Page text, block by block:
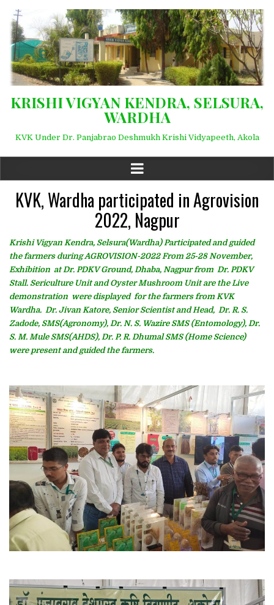
KRISHI VIGYAN KENDRA, SELSURA,
WARDHA
KVK Under Dr. Panjabrao Deshmukh Krishi Vidyapeeth, Akola
KVK, Wardha participated in Agrovision
2022, Nagpur
Krishi Vigyan Kendra, Selsura(Wardha) Participated and guided
the farmers during AGROVISION-2022 From 25-28 November,
Exhibition at Dr. PDKV Ground, Dhaba, Nagpur from Dr. PDKV
Stall. Sericulture Unit and Oyster Mushroom Unit are the Live
demonstration were displayed for the farmers from KVK
Wardha. Dr. Jivan Katore, Senior Scientist and Head, Dr. R. S.
Zadode, SMS(Agronomy), Dr. N. S. Wazire SMS (Entomology), Dr.
S. M. Mule SMS(AHDS), Dr. P. R. Dhumal SMS (Home Science)
were present and guided the farmers.